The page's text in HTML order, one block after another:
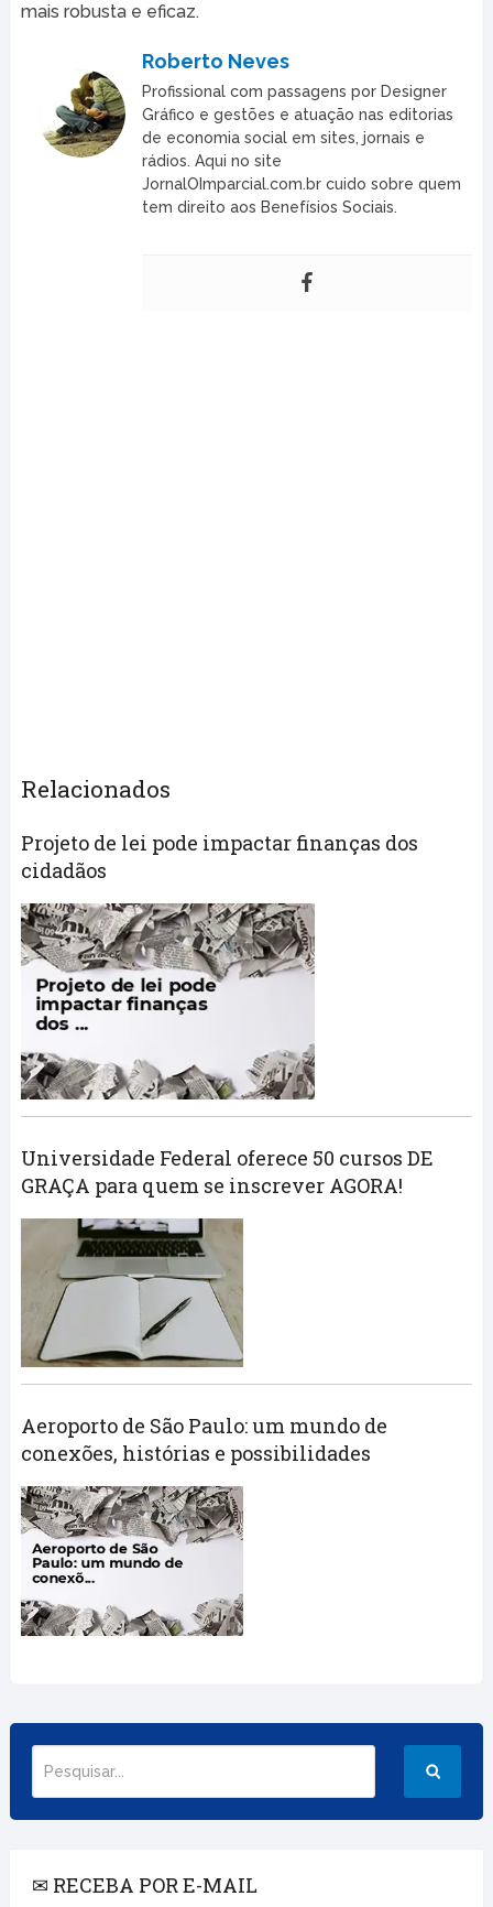
mais robusta e eficaz.
Roberto Neves
Profissional com passagens por Designer
Gráfico e gestões e atuação nas editorias
de economia social em sites, jornais e
rádios. Aqui no site
JornalOImparcial.com.br cuido sobre quem
tem direito aos Benefísios Sociais.
Relacionados
Projeto de lei pode impactar finanças dos
cidadãos
Universidade Federal oferece 50 cursos DE
GRAÇA para quem se inscrever AGORA!
Aeroporto de São Paulo: um mundo de
conexões, histórias e possibilidades
✉ RECEBA POR E-MAIL